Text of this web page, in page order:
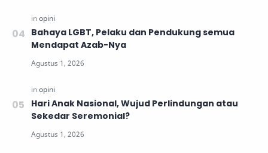
Bahaya LGBT, Pelaku dan Pendukung semua
Mendapat Azab-Nya
Hari Anak Nasional, Wujud Perlindungan atau
Sekedar Seremonial?